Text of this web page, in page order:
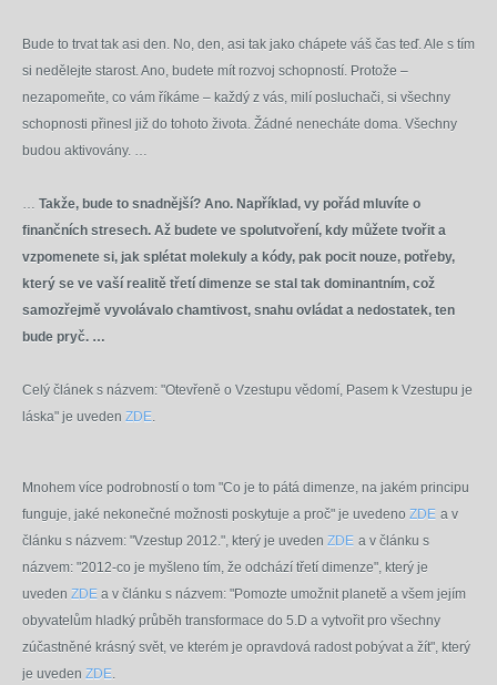
Bude to trvat tak asi den. No, den, asi tak jako chápete váš čas teď. Ale s tím
si nedělejte starost. Ano, budete mít rozvoj schopností. Protože –
nezapomeňte, co vám říkáme – každý z vás, milí posluchači, si všechny
schopnosti přinesl již do tohoto života. Žádné nenecháte doma. Všechny
budou aktivovány. …
… Takže, bude to snadnější? Ano. Například, vy pořád mluvíte o
finančních stresech. Až budete ve spolutvoření, kdy můžete tvořit a
vzpomenete si, jak splétat molekuly a kódy, pak pocit nouze, potřeby,
který se ve vaší realitě třetí dimenze se stal tak dominantním, což
samozřejmě vyvolávalo chamtivost, snahu ovládat a nedostatek, ten
bude pryč. …
Celý článek s názvem: "Otevřeně o Vzestupu vědomí, Pasem k Vzestupu je
láska" je uveden ZDE.
Mnohem více podrobností o tom "Co je to pátá dimenze, na jakém principu
funguje, jaké nekonečné možnosti poskytuje a proč" je uvedeno ZDE a v
článku s názvem: "Vzestup 2012.", který je uveden ZDE a v článku s
názvem: "2012-co je myšleno tím, že odchází třetí dimenze", který je
uveden ZDE a v článku s názvem: "Pomozte umožnit planetě a všem jejím
obyvatelům hladký průběh transformace do 5.D a vytvořit pro všechny
zúčastněné krásný svět, ve kterém je opravdová radost pobývat a žít", který
je uveden ZDE.